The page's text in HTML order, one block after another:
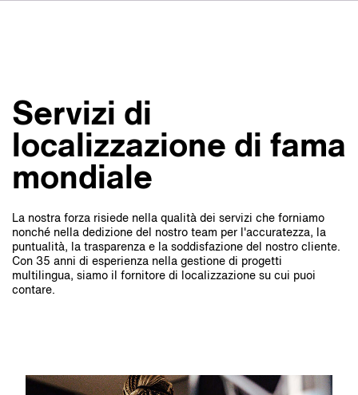
Casi studio
Contatti
Novità
Servizi di
localizzazione di fama
mondiale
La nostra forza risiede nella qualità dei servizi che forniamo
nonché nella dedizione del nostro team per l'accuratezza, la
puntualità, la trasparenza e la soddisfazione del nostro cliente.
Con 35 anni di esperienza nella gestione di progetti
multilingua, siamo il fornitore di localizzazione su cui puoi
contare.